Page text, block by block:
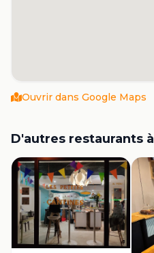
Ouvrir dans Google Maps
D'autres restaurants à